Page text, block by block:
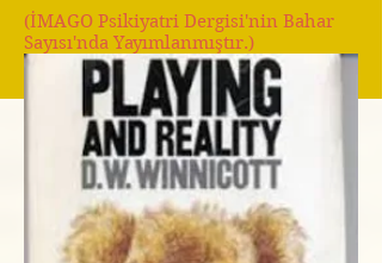
(İMAGO Psikiyatri Dergisi'nin Bahar
Sayısı'nda Yayımlanmıştır.)